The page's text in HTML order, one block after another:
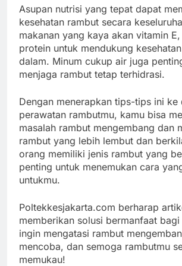
Asupan nutrisi yang tepat dapat
kesehatan rambut secara
makanan yang kaya akan vitamin
protein untuk mendukung
dalam. Minum cukup air juga
menjaga rambut tetap terhidrasi.
Dengan menerapkan tips-tips ini ke
perawatan rambutmu, kamu bisa
masalah rambut mengembang dan
rambut yang lebih lembut dan
orang memiliki jenis rambut yang
penting untuk menemukan cara
untukmu.
Poltekkesjakarta.com berharap
memberikan solusi bermanfaat
ingin mengatasi rambut
mencoba, dan semoga rambutmu
memukau!